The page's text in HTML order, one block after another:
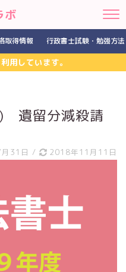
ボ
取得情報 行政書士試験・勉強方
用しています。
遺留分減殺請
31日 / 2018年11月11日